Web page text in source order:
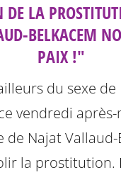
LA
BELKACEM
PAIX !"
du sexe
vendredi
de Najat
la prostitution.